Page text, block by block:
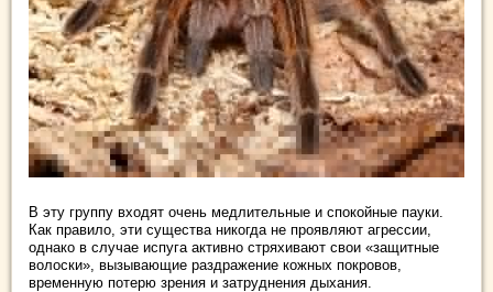
В эту группу входят очень медлительные и спокойные пауки.
Как правило, эти существа никогда не проявляют агрессии,
однако в случае испуга активно стряхивают свои «защитные
волоски», вызывающие раздражение кожных покровов,
временную потерю зрения и затруднения дыхания.